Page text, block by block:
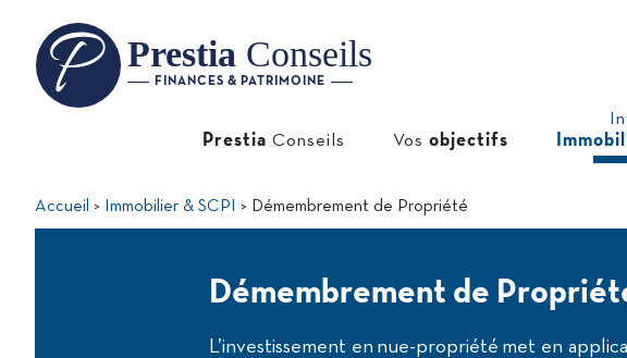
Prestia Conseils
FINANCES & PATRIMOINE
Prestia Conseils Vos objectifs
Accueil Immobilier & SCPI Démembrement de Propriété
Démembrement de
L’investissement en nue-propriété met en